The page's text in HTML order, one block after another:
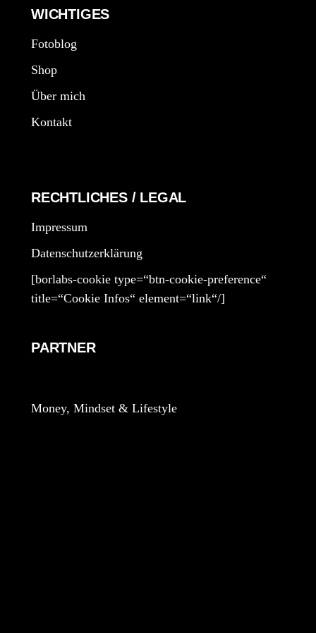
WICHTIGES
Fotoblog
Shop
Über mich
Kontakt
RECHTLICHES / LEGAL
Impressum
Datenschutzerklärung
[borlabs-cookie type=“btn-cookie-preference“
title=“Cookie Infos“ element=“link“/]
PARTNER
Money, Mindset & Lifestyle